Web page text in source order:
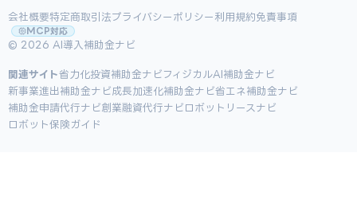
会社概要特定商取引法プライバシーポリシー 利用規約免責事項
MCP対応
© 2026 AI導入補助金ナビ
関連サイト省力化投資補助金ナビ フィジカルAI補助金ナビ
新事業進出補助金ナビ成長加速化補助金ナビ省エネ補助金ナビ
補助金申請代行ナビ創業融資代行ナビ ロボットリースナビ
ロボット保険ガイド